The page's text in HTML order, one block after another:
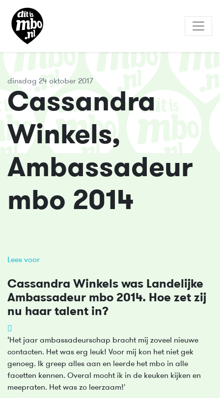
dinsdag 24 oktober 2017
Cassandra
Winkels,
Ambassadeur
mbo 2014
Lees voor
Cassandra Winkels was Landelijke
Ambassadeur mbo 2014. Hoe zet zij
nu haar talent in?
‘Het jaar ambassadeurschap bracht mij zoveel nieuwe
contacten. Het was erg leuk! Voor mij kon het niet gek
genoeg. Ik greep alles aan en leerde het mbo in alle
facetten kennen. Overal mocht ik in de keuken kijken en
meepraten. Het was zo leerzaam!'